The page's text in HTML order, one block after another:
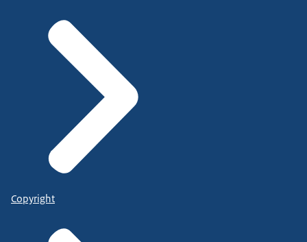
Copyright